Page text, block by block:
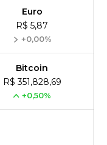
Euro
R$ 5,87
+0,00%
Bitcoin
R$ 351,828,69
+0,50%